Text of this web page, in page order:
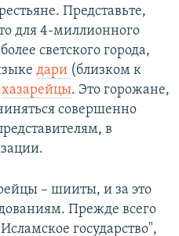
Представьте,
для 4-миллионного
светского города,
дари (близком к
хазарейцы. Это горожане,
совершенно
в
– шииты, и за это
Прежде всего
государство",